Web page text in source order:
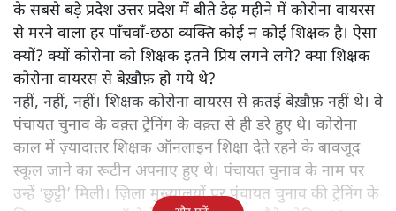
के सबसे बड़े प्रदेश उत्तर प्रदेश में बीते डेढ़ महीने में कोरोना वायरस
से मरने वाला हर पाँचवाँ-छठा व्यक्ति कोई न कोई शिक्षक है। ऐसा
क्यों? क्यों कोरोना को शिक्षक इतने प्रिय लगने लगे? क्या शिक्षक
कोरोना वायरस से बेख़ौफ़ हो गये थे?
नहीं, नहीं, नहीं। शिक्षक कोरोना वायरस से क़तई बेख़ौफ़ नहीं थे। वे
पंचायत चुनाव के वक़्त ट्रेनिंग के वक़्त से ही डरे हुए थे। कोरोना
काल में ज़्यादातर शिक्षक ऑनलाइन शिक्षा देते रहने के बावजूद
स्कूल जाने का रूटीन अपनाए हुए थे। पंचायत चुनाव के नाम पर
उन्हें ‘छुट्टी’ मिली। ज़िला मुख्यालयों पर पंचायत चुनाव की ट्रेनिंग के